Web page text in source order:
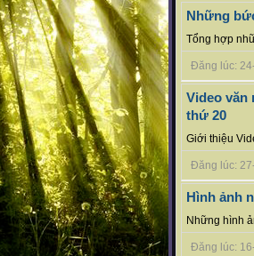
Những
Tổng hợp
Đăng lúc:
Video văn
thứ 20
Giới thiệu
Đăng lúc:
Hình ảnh
Những hình
Đăng lúc: